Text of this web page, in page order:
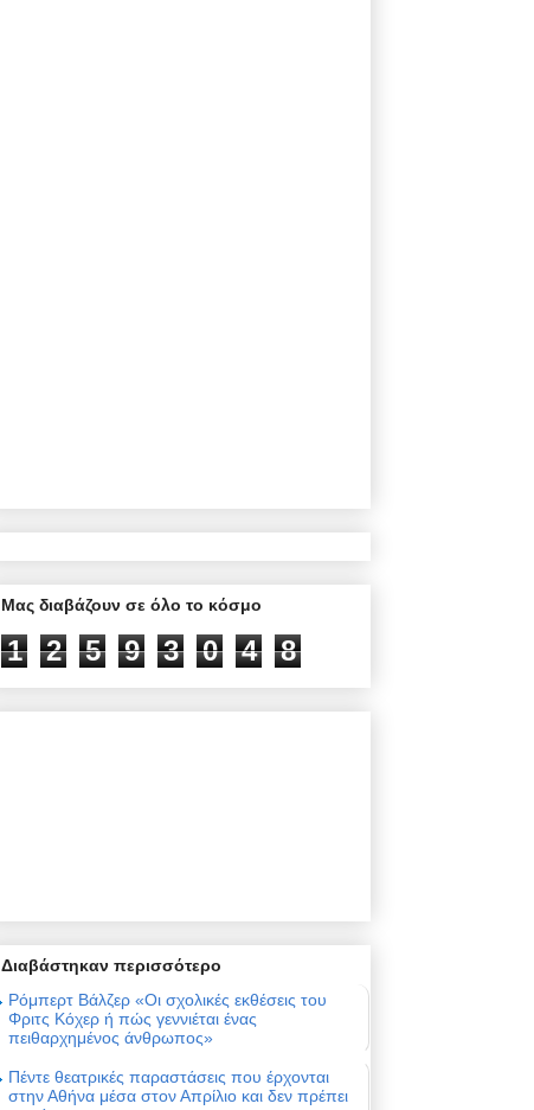
Μας διαβάζουν σε όλο το κόσμο
1 2 5 9 3 0 4 8
Διαβάστηκαν περισσότερο
Ρόμπερτ Βάλζερ «Οι σχολικές εκθέσεις του
Φριτς Κόχερ ή πώς γεννιέται ένας
πειθαρχημένος άνθρωπος»
Πέντε θεατρικές παραστάσεις που έρχονται
στην Αθήνα μέσα στον Απρίλιο και δεν πρέπει